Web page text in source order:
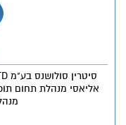
אליאסי מנהלת תחום